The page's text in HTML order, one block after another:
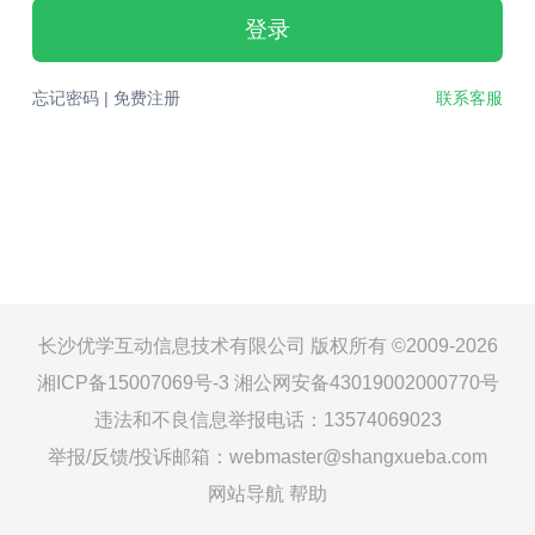
登录
忘记密码| 免费注册 联系客服
长沙优学互动信息技术有限公司 版权所有 ©2009-2026
湘ICP备15007069号-3 湘公网安备43019002000770号
违法和不良信息举报电话：13574069023
举报/反馈/投诉邮箱：webmaster@shangxueba.com
网站导航 帮助